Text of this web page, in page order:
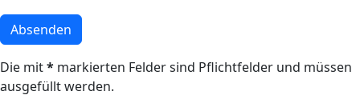
Absenden
Die mit* markierten Felder sind Pflichtfelder und müssen
ausgefüllt werden.